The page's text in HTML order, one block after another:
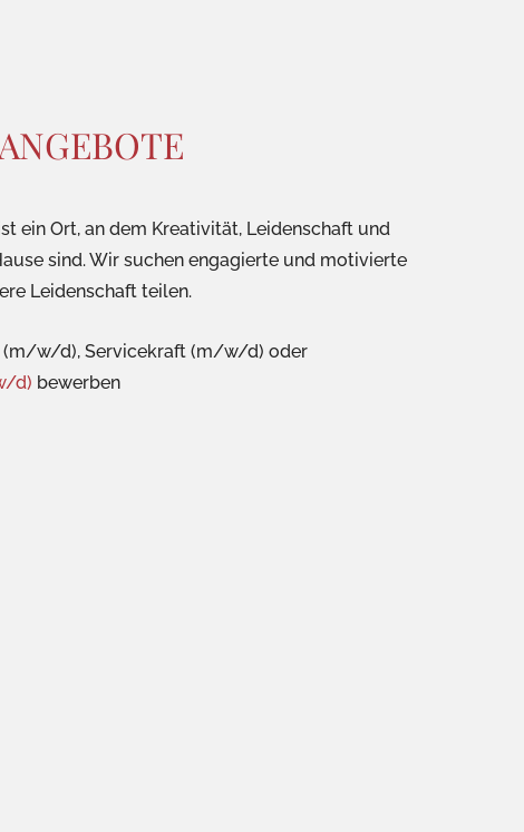
ein Ort, an dem Kreativität, Leidenschaft und
sind. Wir suchen engagierte und motivierte
Leidenschaft teilen.
(m/w/d), Servicekraft (m/w/d) oder
d) bewerben